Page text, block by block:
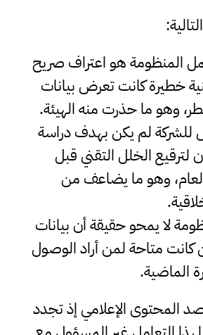
المنظومة هو اعتراف صريح
خطيرة كانت تعرض بيانات
وهو ما حذرت منه الهيئة.
للشركة لم يكن بهدف دراسة
لترقيع الخلل التقني قبل
وهو ما يضاعف من
لا يمحو حقيقة أن بيانات
كانت متاحة لمن أراد الوصول
الماضية.
المحتوى الإعلامي إذ تجدد